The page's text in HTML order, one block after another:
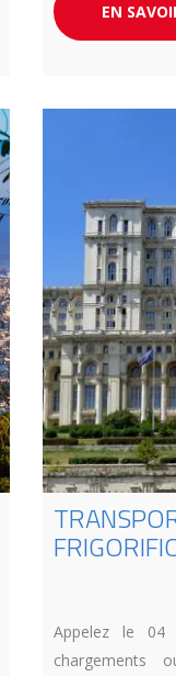
EN
Appelez le
chargements